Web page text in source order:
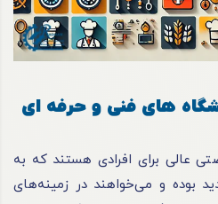
های فنی و حرفه ای
عالی برای افرادی هستند که به
بوده و می‌خواهند در زمینه‌های